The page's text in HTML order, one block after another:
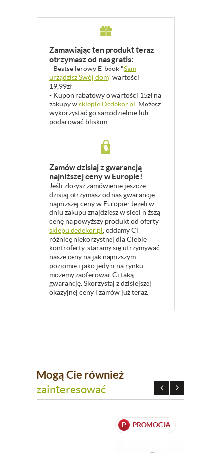
Zamawiając ten produkt teraz
otrzymasz od nas gratis:
- Bestsellerowy E-book "Sam
urządzisz Swój dom" wartości
19,99zł
- Kupon rabatowy o wartości 15zł na
zakupy wsklepie Dedekor.pl. Możesz
wykorzystać go samodzielnie lub
podarować bliskim.
Zamów dzisiaj z gwarancją
najniższej ceny w Europie!
Jeśli złożysz zamówienie jeszcze
dzisiaj otrzymasz od nas gwarancję
najniższej ceny w Europie: Jeżeli w
dniu zakupu znajdziesz w sieci niższą
cenę na powyższy produkt od oferty
sklepu dedekor.pl, oddamy Ci
różnicę niekorzystnej dla Ciebie
kontroferty. staramy się utrzymywać
nasze ceny na jak najniższym
poziomie i jako jedyni na rynku
możemy zaoferować Ci taką
gwarancję. Skorzystaj z dzisiejszej
okazyjnej ceny i zamów już teraz.
Mogą Cie również
zainteresować